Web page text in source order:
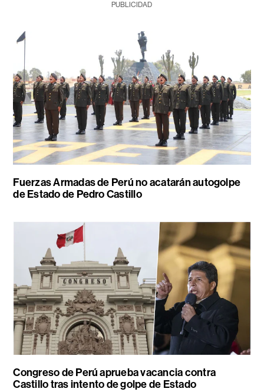
PUBLICIDAD
Fuerzas Armadas de Perú no acatarán autogolpe
de Estado de Pedro Castillo
Congreso de Perú aprueba vacancia contra
Castillo tras intento de golpe de Estado